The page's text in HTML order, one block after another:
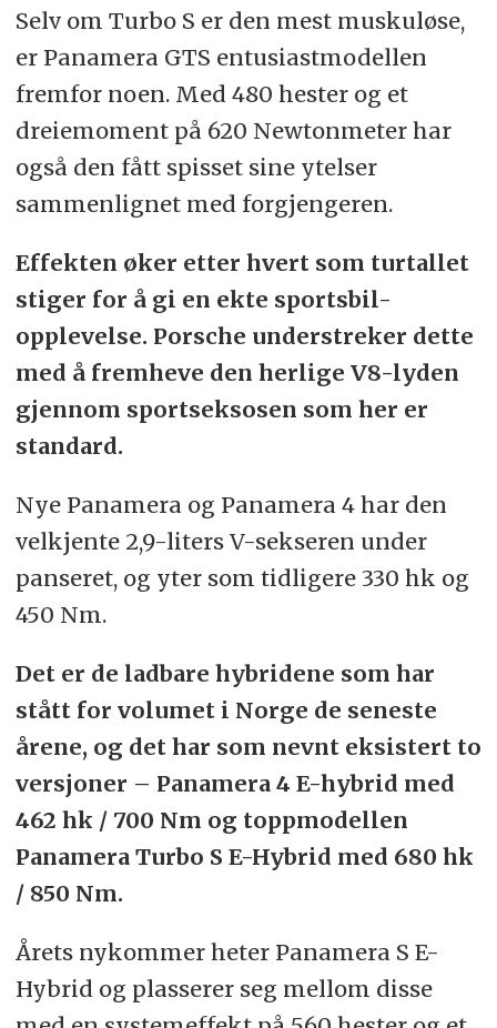
Selv om Turbo S er den mest muskuløse,
er Panamera GTS entusiastmodellen
fremfor noen. Med 480 hester og et
dreiemoment på 620 Newtonmeter har
også den fått spisset sine ytelser
sammenlignet med forgjengeren.
Effekten øker etter hvert som turtallet
stiger for å gi en ekte sportsbil-
opplevelse. Porsche understreker dette
med å fremheve den herlige V8-lyden
gjennom sportseksosen som her er
standard.
Nye Panamera og Panamera 4 har den
velkjente 2,9-liters V-sekseren under
panseret, og yter som tidligere 330 hk og
450 Nm.
Det er de ladbare hybridene som har
stått for volumet i Norge de seneste
årene, og det har som nevnt eksistert to
versjoner – Panamera 4 E-hybrid med
462 hk / 700 Nm og toppmodellen
Panamera Turbo S E-Hybrid med 680 hk
/ 850 Nm.
Årets nykommer heter Panamera S E-
Hybrid og plasserer seg mellom disse